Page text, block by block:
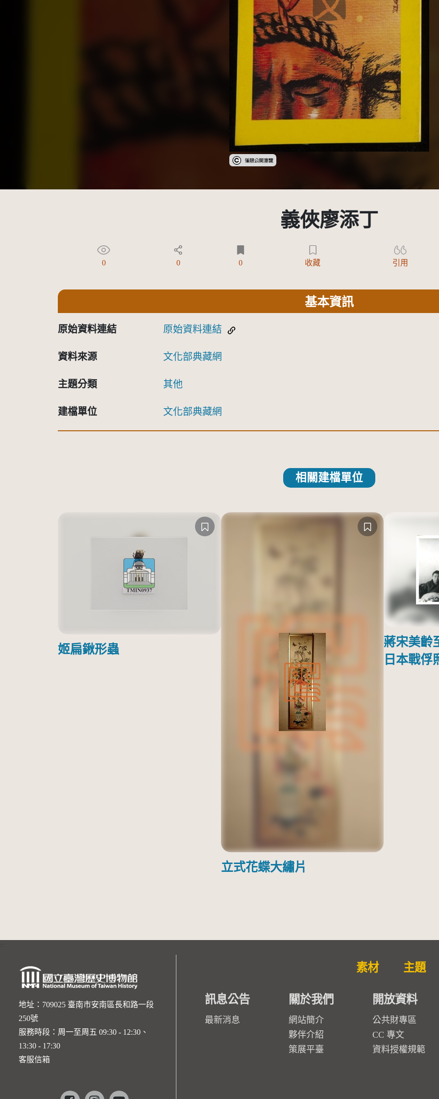
受著作權法保護-僅限於本平台有限度公開瀏覽
義俠廖添丁
0 0 0 收藏 引用
基本資訊
原始資料連結 原始資料連結
資料來源 文化部典藏網
主題分類 其他
建檔單位 文化部典藏網
相關建檔單位
姬扁鍬形蟲
立式花蝶大繡片
蔣宋美齡
日本戰俘
地址：709025 臺南市安南區長和路一段
250號
服務時段：周一至周五 09:30 - 12:30、
13:30 - 17:30
客服信箱
Facebookinstagramyoutube
素材 主題
訊息公告
最新消息
關於我們
網站簡介
夥伴介紹
策展平臺
開放資料
公共財專區
CC 專文
資料授權規範